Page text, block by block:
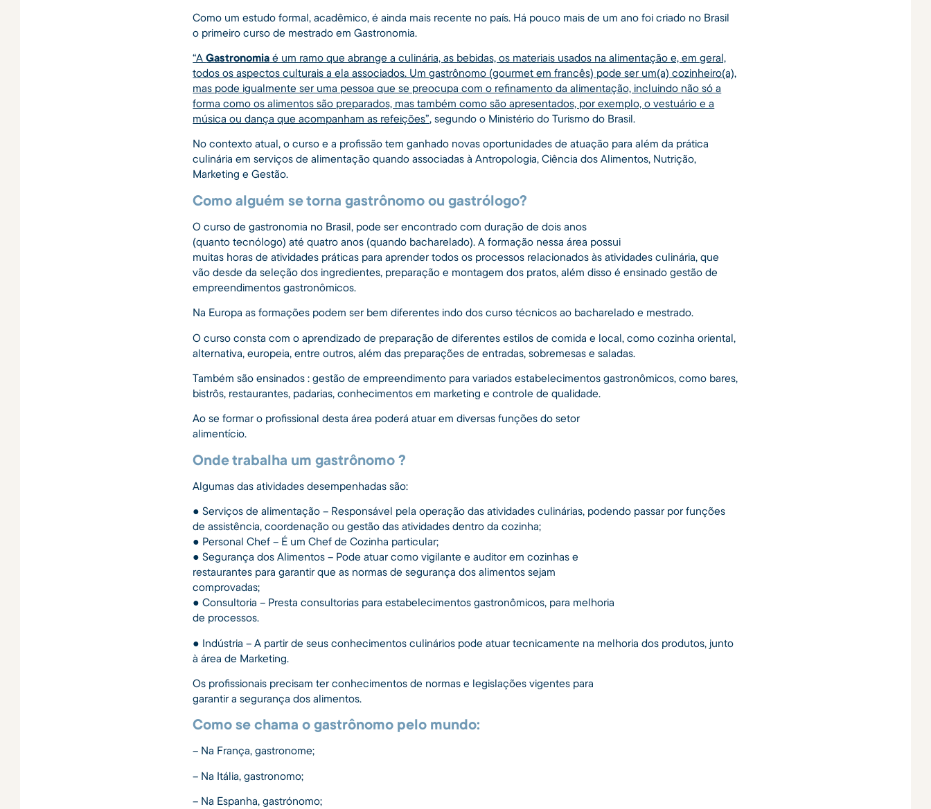
Como um estudo formal, acadêmico, é ainda mais recente no país. Há pouco mais de um ano foi criado no Brasil
o primeiro curso de mestrado em Gastronomia.
“AGastronomia é um ramo que abrange a culinária, as bebidas, os materiais usados na alimentação e, em geral,
todos os aspectos culturais a ela associados. Um gastrônomo (gourmet em francês) pode ser um(a) cozinheiro(a),
mas pode igualmente ser uma pessoa que se preocupa com o refinamento da alimentação, incluindo não só a
forma como os alimentos são preparados, mas também como são apresentados, por exemplo, o vestuário e a
música ou dança que acompanham as refeições”, segundo o Ministério do Turismo do Brasil.
No contexto atual, o curso e a profissão tem ganhado novas oportunidades de atuação para além da prática
culinária em serviços de alimentação quando associadas à Antropologia, Ciência dos Alimentos, Nutrição,
Marketing e Gestão.
Como alguém se torna gastrônomo ou gastrólogo?
O curso de gastronomia no Brasil, pode ser encontrado com duração de dois anos
(quanto tecnólogo) até quatro anos (quando bacharelado). A formação nessa área possui
muitas horas de atividades práticas para aprender todos os processos relacionados às atividades culinária, que
vão desde da seleção dos ingredientes, preparação e montagem dos pratos, além disso é ensinado gestão de
empreendimentos gastronômicos.
Na Europa as formações podem ser bem diferentes indo dos curso técnicos ao bacharelado e mestrado.
O curso consta com o aprendizado de preparação de diferentes estilos de comida e local, como cozinha oriental,
alternativa, europeia, entre outros, além das preparações de entradas, sobremesas e saladas.
Também são ensinados : gestão de empreendimento para variados estabelecimentos gastronômicos, como bares,
bistrôs, restaurantes, padarias, conhecimentos em marketing e controle de qualidade.
Ao se formar o profissional desta área poderá atuar em diversas funções do setor
alimentício.
Onde trabalha um gastrônomo ?
Algumas das atividades desempenhadas são:
● Serviços de alimentação – Responsável pela operação das atividades culinárias, podendo passar por funções
de assistência, coordenação ou gestão das atividades dentro da cozinha;
● Personal Chef – É um Chef de Cozinha particular;
● Segurança dos Alimentos – Pode atuar como vigilante e auditor em cozinhas e
restaurantes para garantir que as normas de segurança dos alimentos sejam
comprovadas;
● Consultoria – Presta consultorias para estabelecimentos gastronômicos, para melhoria
de processos.
● Indústria – A partir de seus conhecimentos culinários pode atuar tecnicamente na melhoria dos produtos, junto
à área de Marketing.
Os profissionais precisam ter conhecimentos de normas e legislações vigentes para
garantir a segurança dos alimentos.
Como se chama o gastrônomo pelo mundo:
– Na França, gastronome;
– Na Itália, gastronomo;
– Na Espanha, gastrónomo;